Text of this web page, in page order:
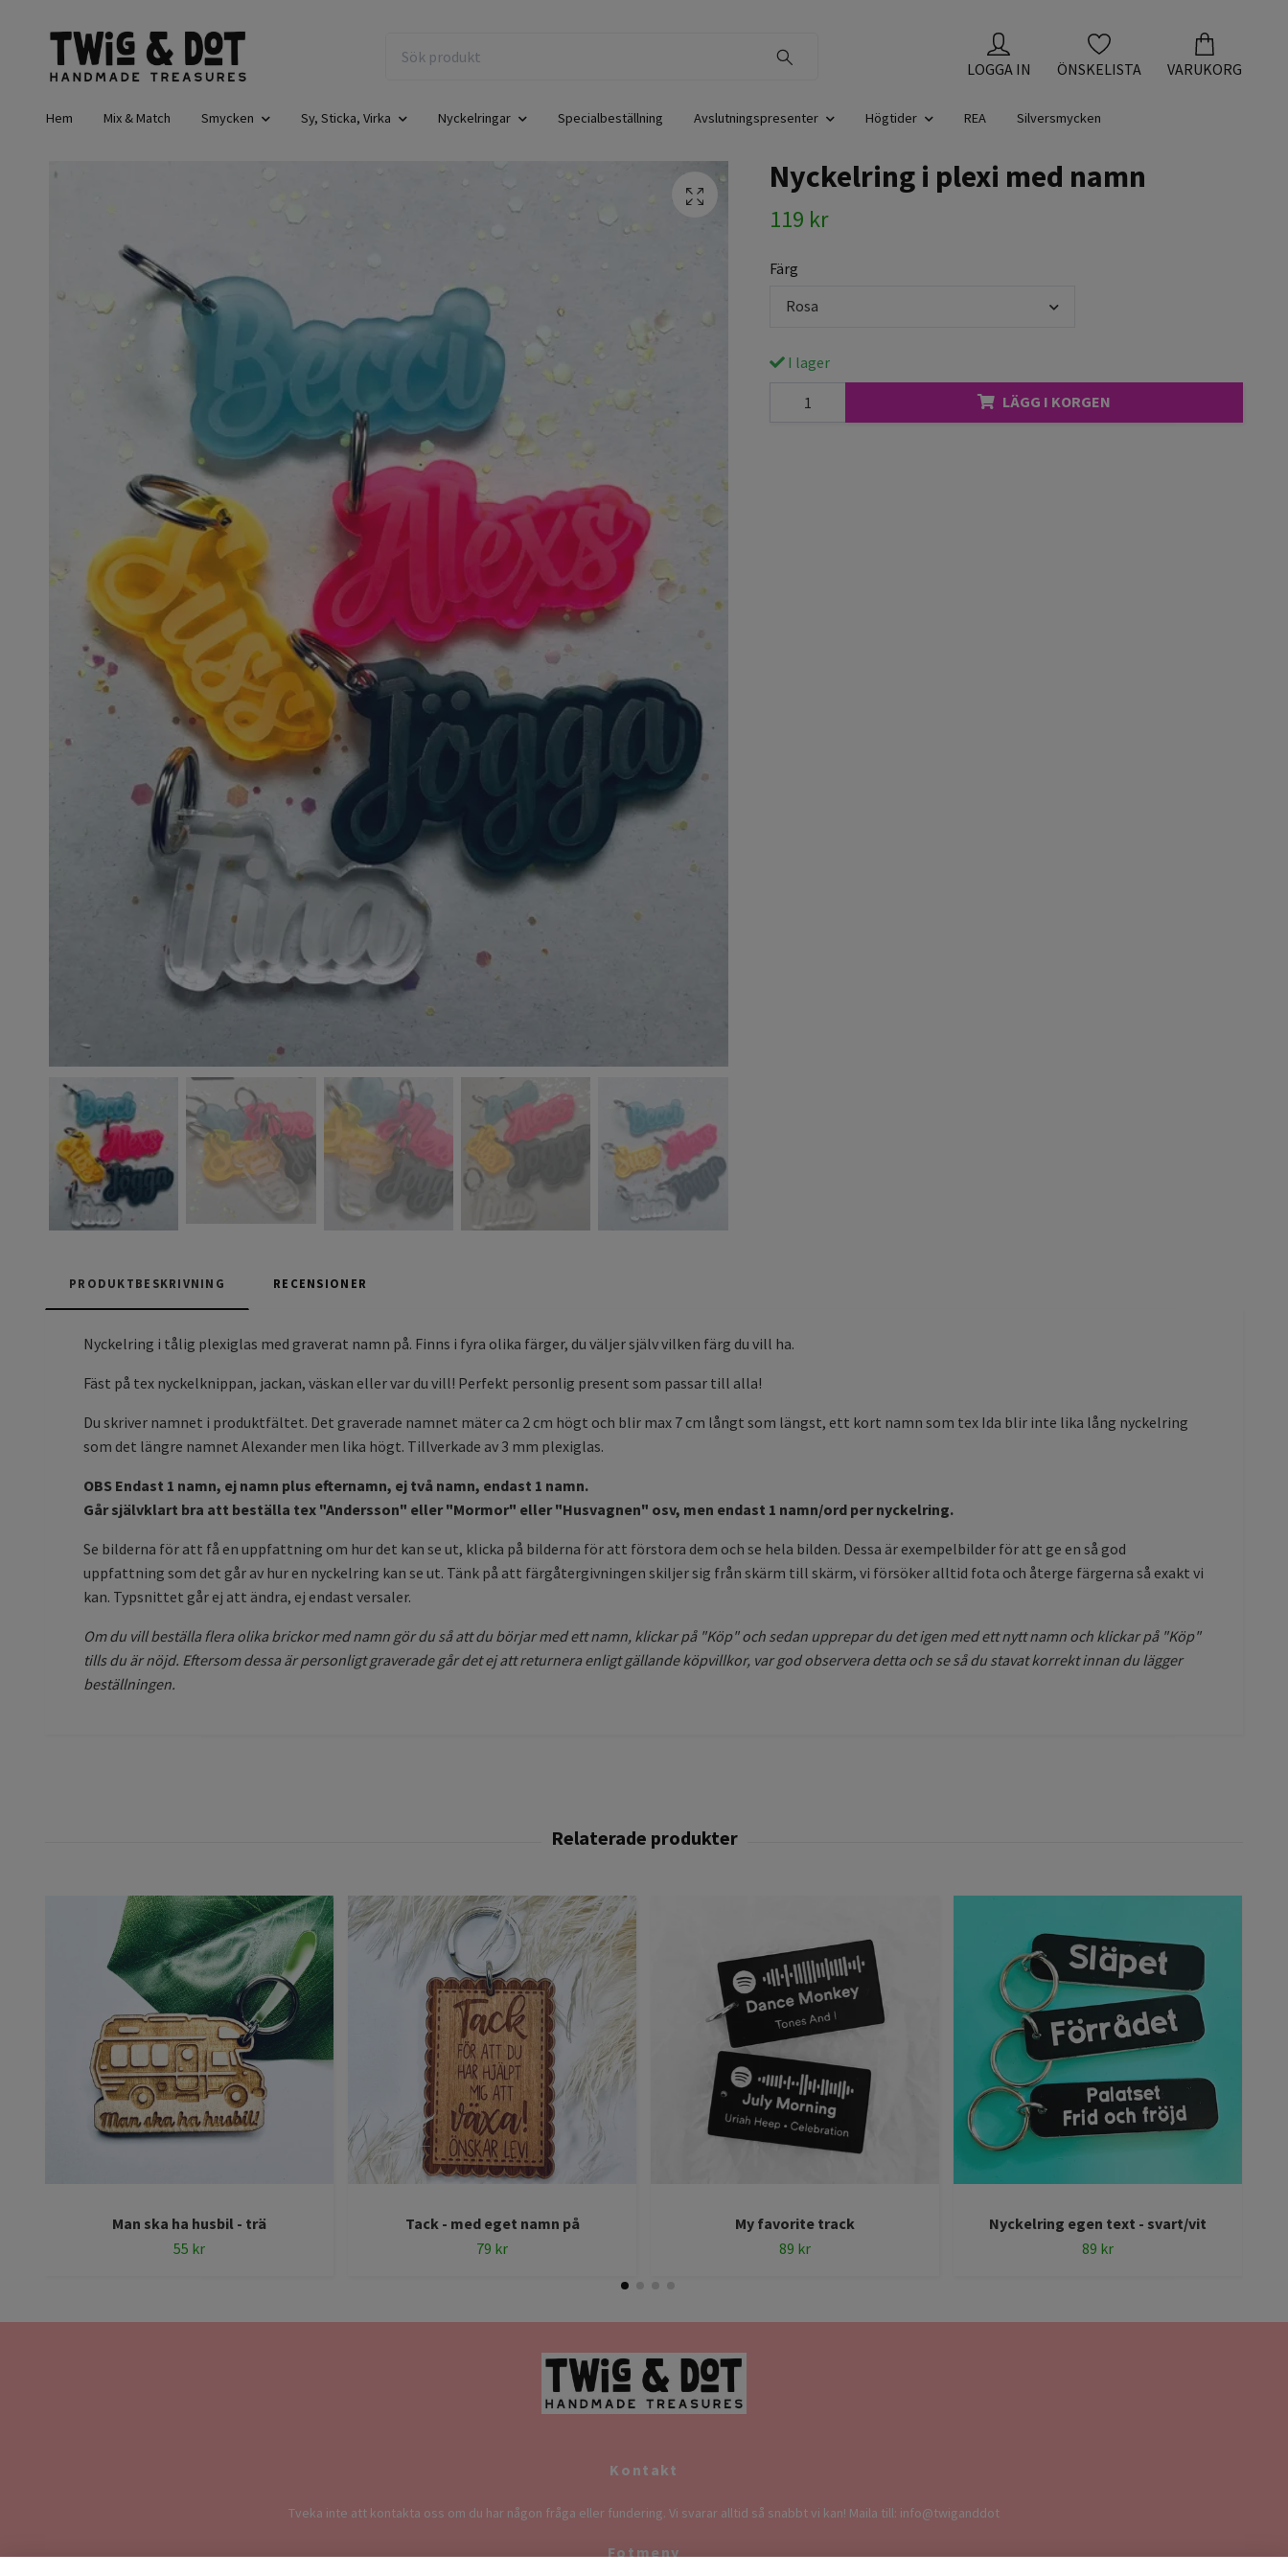
LOGGA IN ÖNSKELISTA VARUKORG
Hem Mix & Match Smycken Sy, Sticka, Virka Nyckelringar Specialbeställning Avslutningspresenter Högtider REA Silversmycken
Nyckelring i plexi med namn
119 kr
Färg
Rosa
I lager
LÄGG I KORGEN
PRODUKTBESKRIVNING RECENSIONER
Nyckelring i tålig plexiglas med graverat namn på. Finns i fyra olika färger, du väljer själv vilken färg du vill ha.
Fäst på tex nyckelknippan, jackan, väskan eller var du vill! Perfekt personlig present som passar till alla!
Du skriver namnet i produktfältet. Det graverade namnet mäter ca 2 cm högt och blir max 7 cm långt som längst, ett kort namn som tex Ida blir inte lika lång nyckelring
som det längre namnet Alexander men lika högt. Tillverkade av 3 mm plexiglas.
OBS Endast 1 namn, ej namn plus efternamn, ej två namn, endast 1 namn.
Går självklart bra att beställa tex "Andersson" eller "Mormor" eller "Husvagnen" osv, men endast 1 namn/ord per nyckelring.
Se bilderna för att få en uppfattning om hur det kan se ut, klicka på bilderna för att förstora dem och se hela bilden. Dessa är exempelbilder för att ge en så god
uppfattning som det går av hur en nyckelring kan se ut. Tänk på att färgåtergivningen skiljer sig från skärm till skärm, vi försöker alltid fota och återge färgerna så exakt vi
kan. Typsnittet går ej att ändra, ej endast versaler.
Om du vill beställa flera olika brickor med namn gör du så att du börjar med ett namn, klickar på "Köp" och sedan upprepar du det igen med ett nytt namn och klickar på "Köp"
tills du är nöjd. Eftersom dessa är personligt graverade går det ej att returnera enligt gällande köpvillkor, var god observera detta och se så du stavat korrekt innan du lägger
beställningen.
Man ska ha husbil - trä
55 kr
Tack - med eget namn på
79 kr
My favorite track
89 kr
Nyckelring egen text - svart/vit
89 kr
Kontakt
Tveka inte att kontakta oss om du har någon fråga eller fundering. Vi svarar alltid så snabbt vi kan! Maila till: info@twiganddot
Fotmeny